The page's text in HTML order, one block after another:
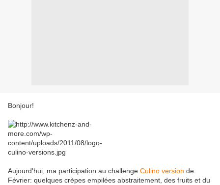
Bonjour!
Aujourd'hui, ma participation au challenge Culino version de
Février: quelques crèpes empilées abstraitement, des fruits et du